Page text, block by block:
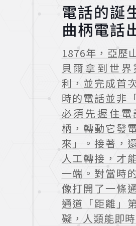
電話的誕
曲柄電話
1876年，亞歷
貝爾拿到世
利，並完成首
時的電話並非
必須先握住
柄，轉動它發
來」。接著，
人工轉接，才
一端。對當時
像打開了一條
通道「距離」
礙，人類能即時